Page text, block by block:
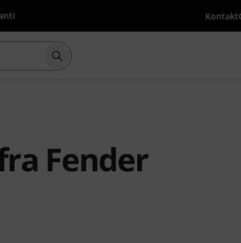
Kontakt
Start søgning med søgeord
Fender